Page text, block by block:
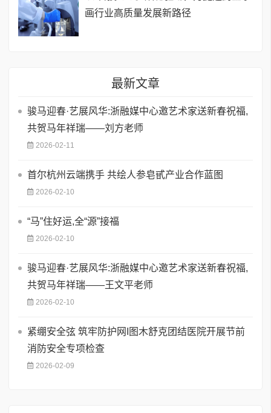
画行业高质量发展新路径
最新文章
骏马迎春·艺展风华:浙融媒中心邀艺术家送新春祝福,
共贺马年祥瑞——刘方老师
2026-02-11
首尔杭州云端携手 共绘人参皂甙产业合作蓝图
2026-02-10
​“马”住好运,全“源”接福
2026-02-10
骏马迎春·艺展风华:浙融媒中心邀艺术家送新春祝福,
共贺马年祥瑞——王文平老师
2026-02-10
紧绷安全弦 筑牢防护网I图木舒克团结医院开展节前
消防安全专项检查
2026-02-09